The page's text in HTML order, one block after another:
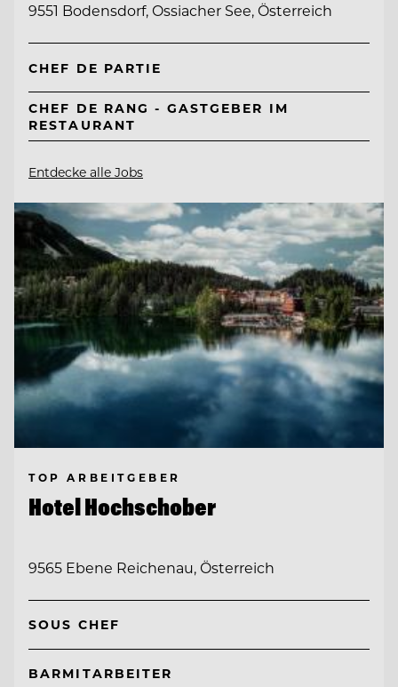
9551 Bodensdorf, Ossiacher See, Österreich
CHEF DE PARTIE
CHEF DE RANG - GASTGEBER IM
RESTAURANT
Entdecke alle Jobs
TOP ARBEITGEBER
Hotel Hochschober
9565 Ebene Reichenau, Österreich
SOUS CHEF
BARMITARBEITER